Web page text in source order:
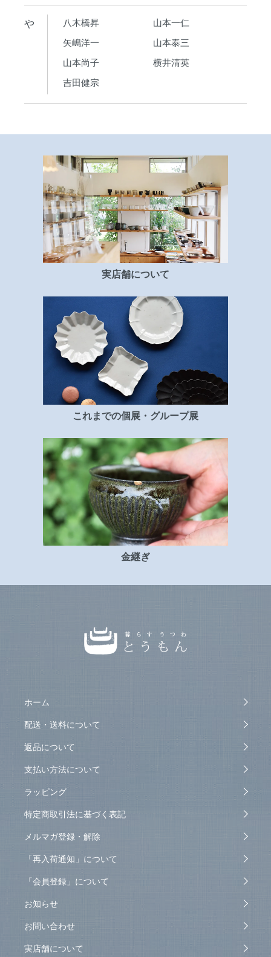
や 八木橋昇
山本一仁
矢嶋洋一
山本泰三
山本尚子
横井清英
吉田健宗
実店舗について
これまでの個展・グループ展
金継ぎ
ホーム
配送・送料について
返品について
支払い方法について
ラッピング
特定商取引法に基づく表記
メルマガ登録・解除
「再入荷通知」について
「会員登録」について
お知らせ
お問い合わせ
実店舗について